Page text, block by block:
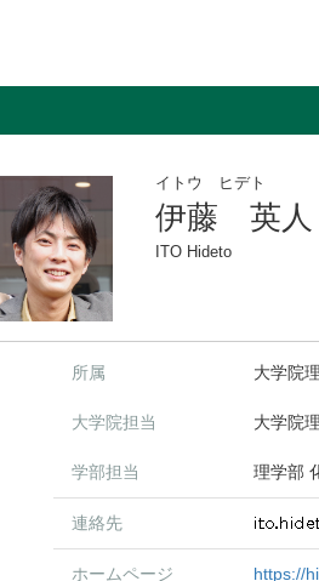
イトウ ヒデト
伊藤 英人
ITO Hideto
所属 大学院
大学院担当 大学院
学部担当 理学部
連絡先
ホームページ https://